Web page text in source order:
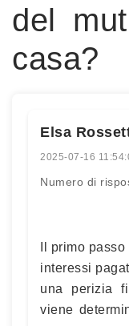
del
casa?
Elsa
2025-07-16
Numero di
Il primo
interessi
una perizia
viene